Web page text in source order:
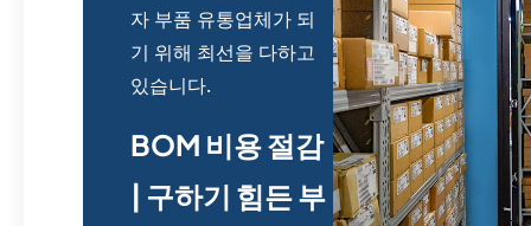
자 부품 유통업체가 되
기 위해 최선을 다하고
있습니다.
BOM 비용 절감
| 구하기 힘든 부